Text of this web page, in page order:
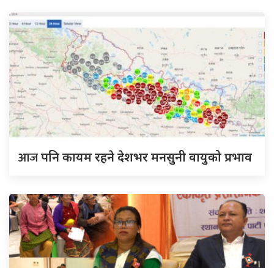
आजपनि कायम रहने देशभर मनसुनी वायुको प्रभाव